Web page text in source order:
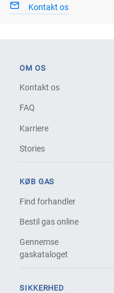
Kontakt os
OM OS
Kontakt os
FAQ
Karriere
Stories
KØB GAS
Find forhandler
Bestil gas online
Gennemse
gaskataloget
SIKKERHED